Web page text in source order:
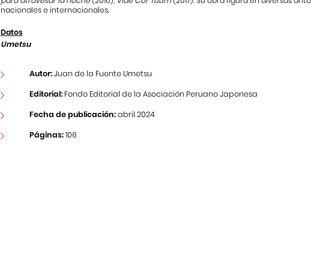
nacionales e internacionales.
Datos
Umetsu
Autor:Juan de la Fuente Umetsu
Editorial: Fondo Editorial de la Asociación Peruano Japonesa
Fecha de publicación:abril 2024
Páginas:106